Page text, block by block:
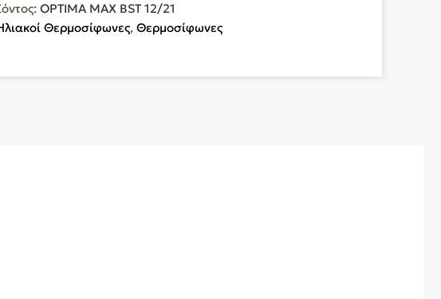
OPTIMA MAX BST 12/21
Θερμοσίφωνες, Θερμοσίφωνες